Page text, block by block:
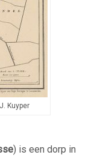
Kuyper
) is een dorp in